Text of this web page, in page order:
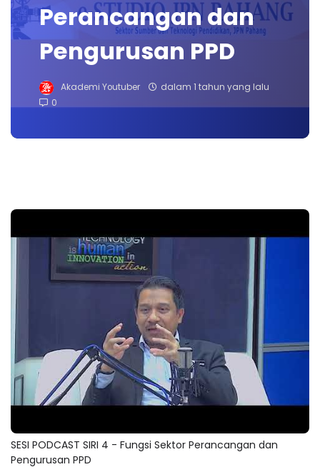
Perancangan dan
Pengurusan PPD
Akademi Youtuber
dalam 1 tahun yang lalu
0
SESI PODCAST SIRI 4 - Fungsi Sektor Perancangan dan
Pengurusan PPD